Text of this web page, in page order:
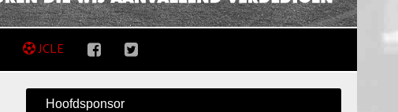
JCLE
Hoofdsponsor